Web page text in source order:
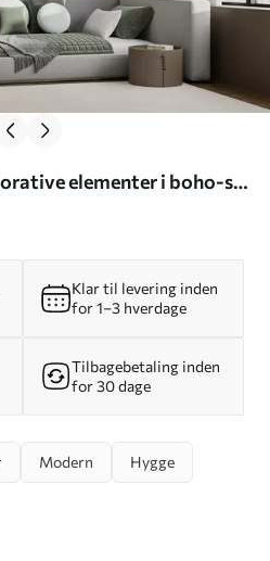
elementer i boho-stil
Klar til levering inden
for 1–3 hverdage
Tilbagebetaling inden
for 30 dage
Modern Hygge